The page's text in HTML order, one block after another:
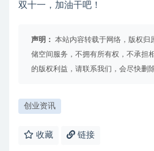
双十一，加油干吧！
声明： 本站内容转载于网络，版权归
储空间服务，不拥有所有权，不承担
的版权利益，请联系我们，会尽快删
创业资讯
收藏 链接